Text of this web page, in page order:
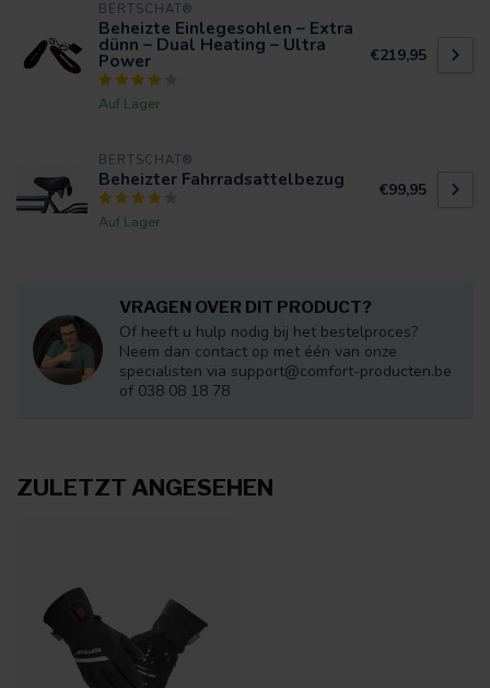
BERTSCHAT®
Beheizte Einlegesohlen – Extra
dünn – Dual Heating – Ultra
Power
Auf Lager
€219,95
BERTSCHAT®
Beheizter Fahrradsattelbezug
Auf Lager
€99,95
VRAGEN OVER DIT PRODUCT?
Of heeft u hulp nodig bij het bestelproces?
Neem dan contact op met één van onze
specialisten via support@comfort-producten.be
of 038 08 18 78
ZULETZT ANGESEHEN